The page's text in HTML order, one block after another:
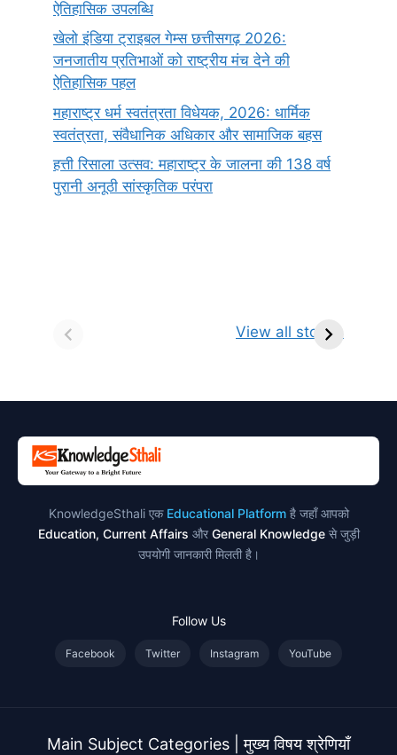
ऐतिहासिक उपलब्धि
खेलो इंडिया ट्राइबल गेम्स छत्तीसगढ़ 2026:
जनजातीय प्रतिभाओं को राष्ट्रीय मंच देने की
ऐतिहासिक पहल
महाराष्ट्र धर्म स्वतंत्रता विधेयक, 2026: धार्मिक
स्वतंत्रता, संवैधानिक अधिकार और सामाजिक बहस
हत्ती रिसाला उत्सव: महाराष्ट्र के जालना की 138 वर्ष
पुरानी अनूठी सांस्कृतिक परंपरा
View all stories
किसे कहते है?
ज्योतिर्लिंग | नाम,
KnowledgeSthali एक Educational Platformहै जहाँ आपको
Education, Current Affairs और General Knowledgeसे जुड़ी
उपयोगी जानकारी मिलती है।
Follow Us
Facebook Twitter Instagram YouTube
Main Subject Categories | मुख्य विषय श्रेणियाँ